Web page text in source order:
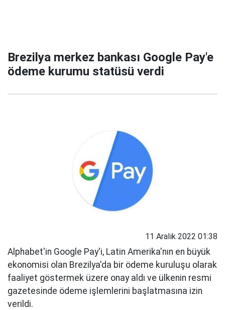
Brezilya merkez bankası Google Pay'e
ödeme kurumu statüsü verdi
11 Aralık 2022 01:38
Alphabet'in Google Pay'i, Latin Amerika'nın en büyük
ekonomisi olan Brezilya'da bir ödeme kuruluşu olarak
faaliyet göstermek üzere onay aldı ve ülkenin resmi
gazetesinde ödeme işlemlerini başlatmasına izin
verildi.